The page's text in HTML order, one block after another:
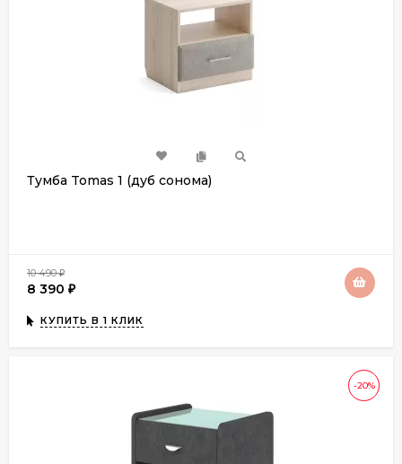
Тумба Tomas 1 (дуб сонома)
10 490₽
8 390 ₽
КУПИТЬ В 1 КЛИК
-20%